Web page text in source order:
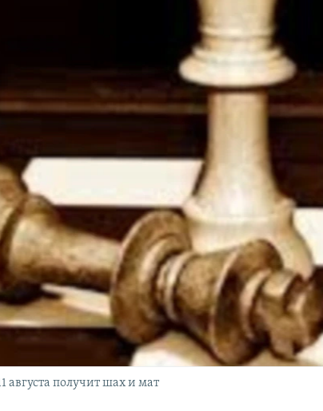
августа получит шах и мат